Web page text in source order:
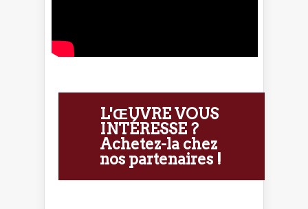
L'ŒUVRE VOUS
INTÉRESSE ?
Achetez-la chez
nos partenaires !